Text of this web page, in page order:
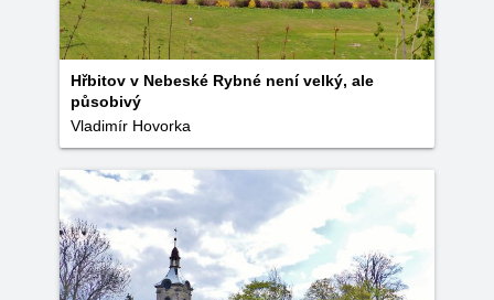
Hřbitov v Nebeské Rybné není velký, ale
působivý
Vladimír Hovorka